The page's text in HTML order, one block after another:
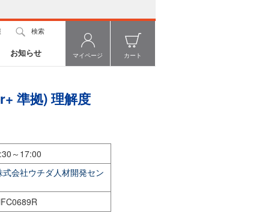
検索
お知らせ マイページ カート
準拠) 理解度
～17:00
式会社ウチダ人材開発セン